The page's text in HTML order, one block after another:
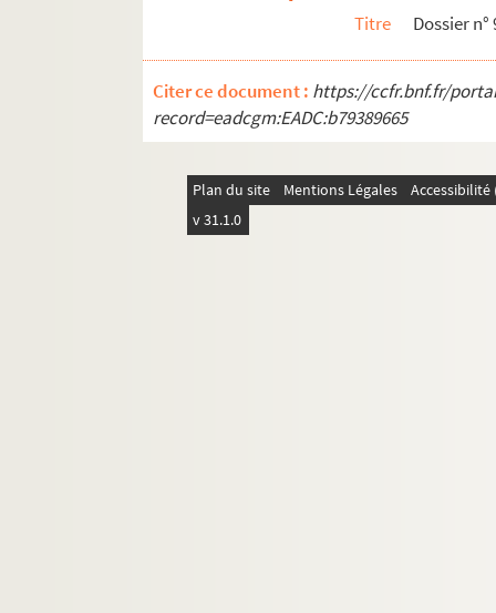
18e arrondissement
19e arrondissement
20e arrondissement
Titre Dossier n°
Citer ce document : https://ccfr.bnf.fr/
record=eadcgm:EADC:b79389665
Plan du site Mentions Légales
v 31.1.0